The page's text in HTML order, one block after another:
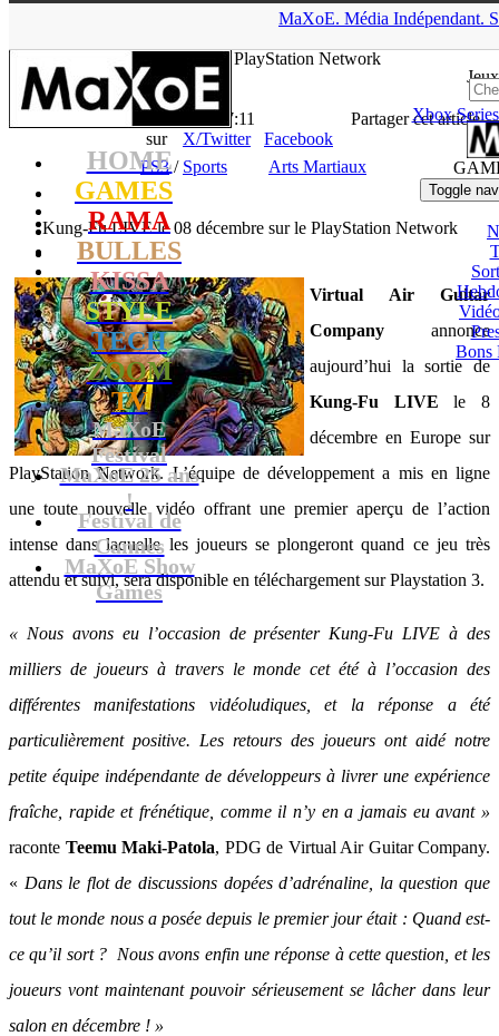
MaXoE. Média Indépendant.
HOME
GAMES
RAMA
BULLES
KISSA
STYLE
TECH
ZOOM
TV
MaXoE
Festival
MaXoE 25 ans
!
Festival de
Cannes
MaXoE Show
Games
Jeux
Xbox
Toggle
Bons
décembre sur le PlayStation Network
- 26.11.10, 17:11
Partager cet article
sur
X/Twitter
Facebook
PS3/ Sports Arts Martiaux
Kung-Fu LIVE le 08 décembre sur le PlayStation Network
Virtual Air Guitar
Company annonce
aujourd’hui la sortie de
Kung-Fu LIVE le 8
décembre en Europe sur
PlayStation Network. L’équipe de développement a mis en ligne
une toute nouvelle vidéo offrant une premier aperçu de l’action
intense dans laquelle les joueurs se plongeront quand ce jeu très
attendu et suivi, sera disponible en téléchargement sur Playstation 3.
« Nous avons eu l’occasion de présenter Kung-Fu LIVE à des
milliers de joueurs à travers le monde cet été à l’occasion des
différentes manifestations vidéoludiques, et la réponse a été
particulièrement positive. Les retours des joueurs ont aidé notre
petite équipe indépendante de développeurs à livrer une expérience
fraîche, rapide et frénétique, comme il n’y en a jamais eu avant »
raconte Teemu Maki-Patola, PDG de Virtual Air Guitar Company.
« Dans le flot de discussions dopées d’adrénaline, la question que
tout le monde nous a posée depuis le premier jour était : Quand est-
ce qu’il sort ? Nous avons enfin une réponse à cette question, et les
joueurs vont maintenant pouvoir sérieusement se lâcher dans leur
salon en décembre ! »